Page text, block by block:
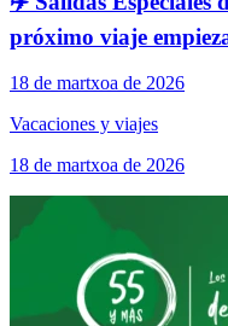
próximo viaje
18 de martxoa de 2026
Vacaciones y viajes
18 de martxoa de 2026